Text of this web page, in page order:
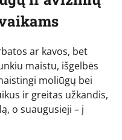
ar kavos, bet
maistu, išgelbės
moliūgų bei
ir greitas užkandis,
o suaugusieji – į